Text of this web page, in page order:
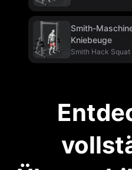
Smith-
Kniebeuge
Smith Hack Squat